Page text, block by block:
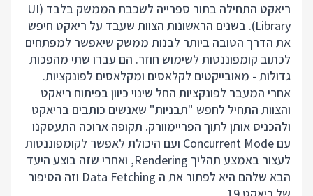
ריאקט התחילה בתור ספרייה לשכבת הממשק בלבד (UI
Library). בשנים הראשונות הצוות שעבד על ריאקט חיפש
את הדרך הטובה ביותר לבנות ממשק שיאפשר למפתחים
לכתוב קומפוננטות לשימוש חוזר. הם עברו שתי מהפכות
גדולות - מאובייקטים לקלאסים ומקלאסים לפונקציות.
אחרי המעבר לפונקציות החל שינוי כיוון בפיתוח ריאקט
והצוות התחיל לחפש "תבניות" שאנשים כותבים בריאקט
ולהכניס אותן לתוך הפריימוורק. תקופה ארוכה התעסקנו
עם Concurrent Mode ועם היכולת לאפשר לקומפוננטות
לעצור באמצע תהליך Rendering, ואחרי שזה בוצע היעד
הבא שלהם היא לפתור את ה Data Fetching וזה הסיפור